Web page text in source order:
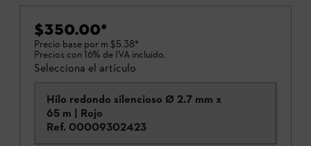
$350.00*
Precio base por m $5.38*
Precios con 16% de IVA incluido.
Selecciona el artículo
Hilo redondo silencioso Ø 2.7 mm x
65 m | Rojo
Ref. 00009302423